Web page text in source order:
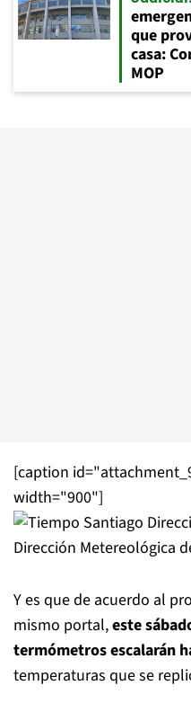
que
casa:
MOP
[caption
width="900"]
Dirección Metereológica
Y es que de acuerdo al
mismo portal,este
termómetros escalarán
temperaturas que se